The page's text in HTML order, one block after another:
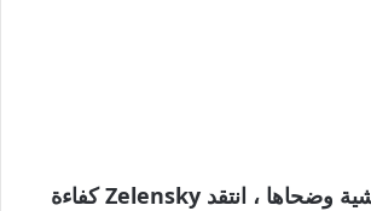
في خطابه بين عشية وضحاها ، انتقد Zelensky كفاءة